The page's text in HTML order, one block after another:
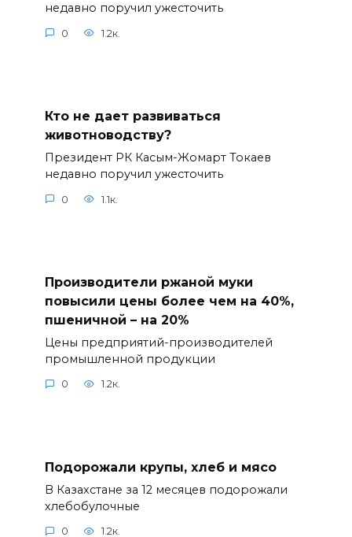
недавно поручил ужесточить
0 1.2к.
Кто не дает развиваться
животноводству?
Президент РК Касым-Жомарт Токаев
недавно поручил ужесточить
0 1.1к.
Производители ржаной муки
повысили цены более чем на 40%,
пшеничной – на 20%
Цены предприятий-производителей
промышленной продукции
0 1.2к.
Подорожали крупы, хлеб и мясо
В Казахстане за 12 месяцев подорожали
хлебобулочные
0 1.2к.